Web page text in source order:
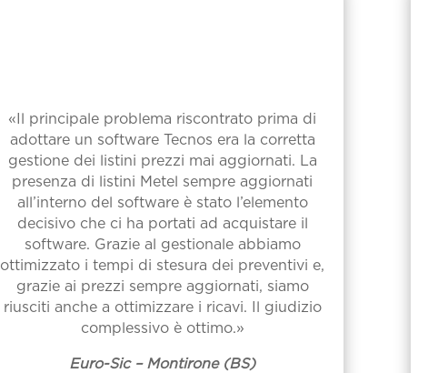
«Il principale problema riscontrato prima di
adottare un software Tecnos era la corretta
gestione dei listini prezzi mai aggiornati. La
presenza di listini Metel sempre aggiornati
all’interno del software è stato l’elemento
decisivo che ci ha portati ad acquistare il
software. Grazie al gestionale abbiamo
ottimizzato i tempi di stesura dei preventivi e,
grazie ai prezzi sempre aggiornati, siamo
riusciti anche a ottimizzare i ricavi. Il giudizio
complessivo è ottimo.»
Euro-Sic – Montirone (BS)